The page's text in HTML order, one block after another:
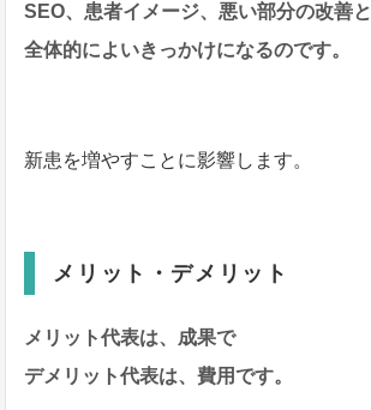
SEO、患者イメージ、悪い部分の改善と
全体的によいきっかけになるのです。
新患を増やすことに影響します。
メリット・デメリット
メリット代表は、成果で
デメリット代表は、費用です。